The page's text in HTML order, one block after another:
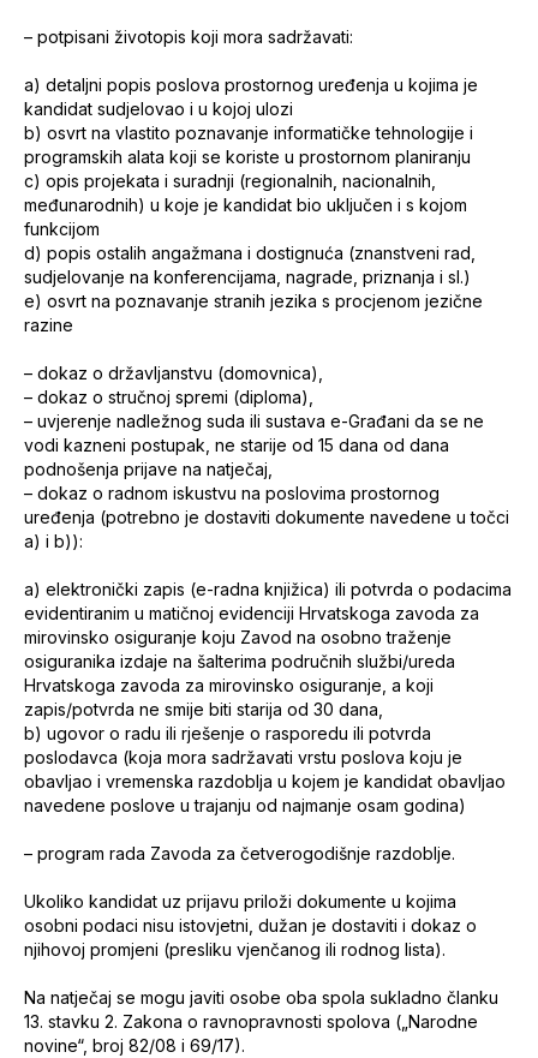
– potpisani životopis koji mora sadržavati:
a) detaljni popis poslova prostornog uređenja u kojima je
kandidat sudjelovao i u kojoj ulozi
b) osvrt na vlastito poznavanje informatičke tehnologije i
programskih alata koji se koriste u prostornom planiranju
c) opis projekata i suradnji (regionalnih, nacionalnih,
međunarodnih) u koje je kandidat bio uključen i s kojom
funkcijom
d) popis ostalih angažmana i dostignuća (znanstveni rad,
sudjelovanje na konferencijama, nagrade, priznanja i sl.)
e) osvrt na poznavanje stranih jezika s procjenom jezične
razine
– dokaz o državljanstvu (domovnica),
– dokaz o stručnoj spremi (diploma),
– uvjerenje nadležnog suda ili sustava e-Građani da se ne
vodi kazneni postupak, ne starije od 15 dana od dana
podnošenja prijave na natječaj,
– dokaz o radnom iskustvu na poslovima prostornog
uređenja (potrebno je dostaviti dokumente navedene u točci
a) i b)):
a) elektronički zapis (e-radna knjižica) ili potvrda o podacima
evidentiranim u matičnoj evidenciji Hrvatskoga zavoda za
mirovinsko osiguranje koju Zavod na osobno traženje
osiguranika izdaje na šalterima područnih službi/ureda
Hrvatskoga zavoda za mirovinsko osiguranje, a koji
zapis/potvrda ne smije biti starija od 30 dana,
b) ugovor o radu ili rješenje o rasporedu ili potvrda
poslodavca (koja mora sadržavati vrstu poslova koju je
obavljao i vremenska razdoblja u kojem je kandidat obavljao
navedene poslove u trajanju od najmanje osam godina)
– program rada Zavoda za četverogodišnje razdoblje.
Ukoliko kandidat uz prijavu priloži dokumente u kojima
osobni podaci nisu istovjetni, dužan je dostaviti i dokaz o
njihovoj promjeni (presliku vjenčanog ili rodnog lista).
Na natječaj se mogu javiti osobe oba spola sukladno članku
13. stavku 2. Zakona o ravnopravnosti spolova („Narodne
novine“, broj 82/08 i 69/17).